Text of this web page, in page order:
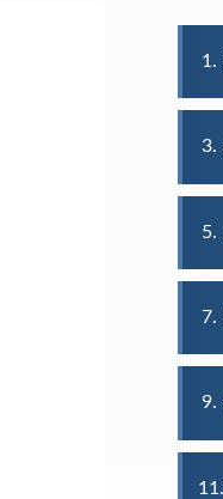
1
3
5
7
9
11